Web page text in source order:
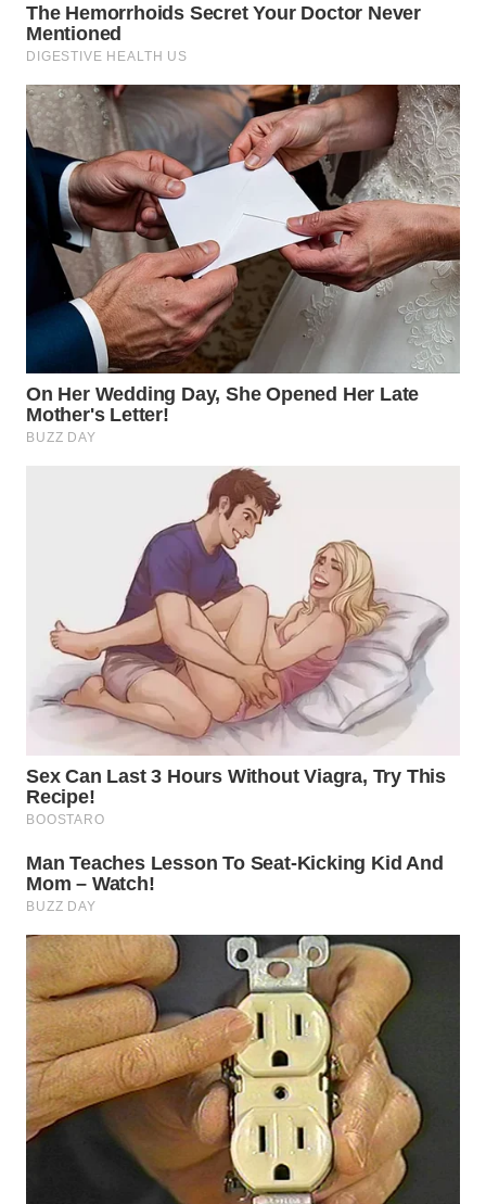
TANJUNG
LESUNG
WN
KARO
WN
SIMALUNGUN
WN
LABUHANBATU
TAPANULI
TENGAH
WN DELI
WN
PAKPAK
WN
KARAWANG
WN
BEKASI
WN
BOGOR
WN
DEPOK
WN
TAPANULI
UTARA
WN